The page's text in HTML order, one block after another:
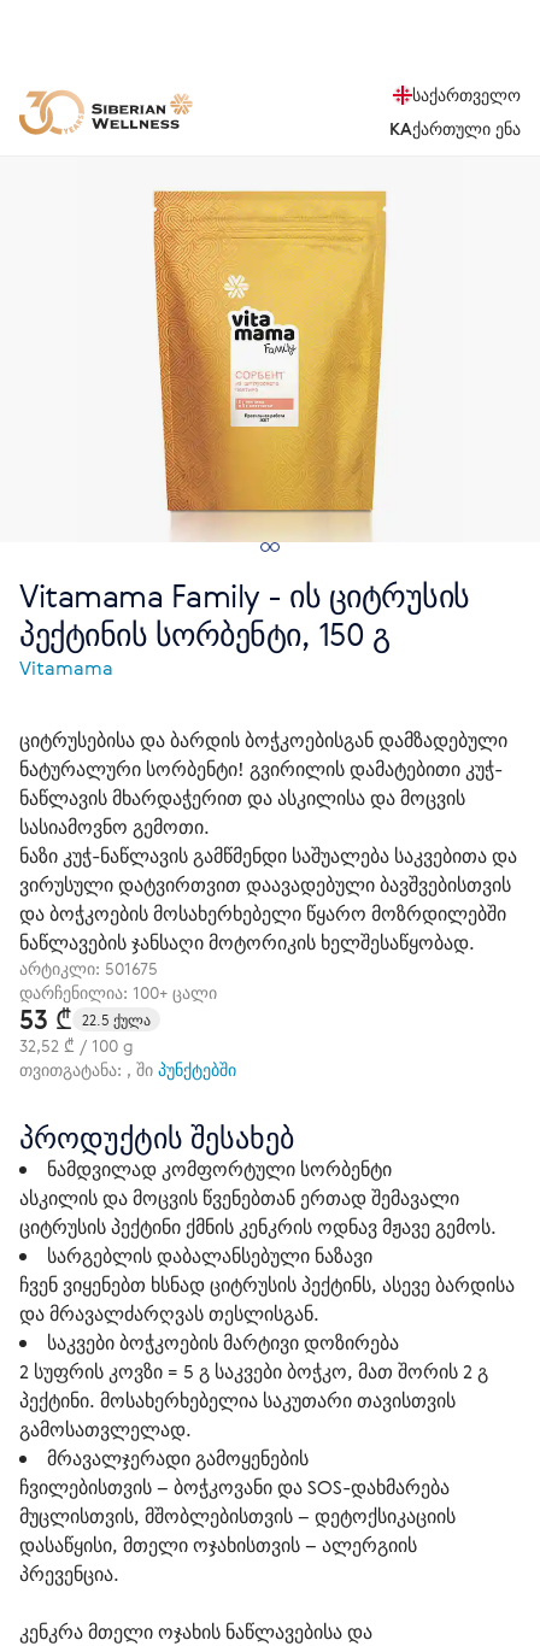
საქართველო
KAქართული ენა
Vitamama Family - ის ციტრუსის
პექტინის სორბენტი, 150 გ
Vitamama
ციტრუსებისა და ბარდის ბოჭკოებისგან დამზადებული
ნატურალური სორბენტი! გვირილის დამატებითი კუჭ-
ნაწლავის მხარდაჭერით და ასკილისა და მოცვის
სასიამოვნო გემოთი.
ნაზი კუჭ-ნაწლავის გამწმენდი საშუალება საკვებითა და
ვირუსული დატვირთვით დაავადებული ბავშვებისთვის
და ბოჭკოების მოსახერხებელი წყარო მოზრდილებში
ნაწლავების ჯანსაღი მოტორიკის ხელშესაწყობად.
არტიკლი: 501675
დარჩენილია: 100+ ცალი
53 ₾ 22.5 ქულა
32,52 ₾ / 100 g
თვითგატანა: , ში პუნქტებში
პროდუქტის შესახებ
ნამდვილად კომფორტული სორბენტი
ასკილის და მოცვის წვენებთან ერთად შემავალი
ციტრუსის პექტინი ქმნის კენკრის ოდნავ მჟავე გემოს.
სარგებლის დაბალანსებული ნაზავი
ჩვენ ვიყენებთ ხსნად ციტრუსის პექტინს, ასევე ბარდისა
და მრავალძარღვას თესლისგან.
საკვები ბოჭკოების მარტივი დოზირება
2 სუფრის კოვზი = 5 გ საკვები ბოჭკო, მათ შორის 2 გ
პექტინი. მოსახერხებელია საკუთარი თავისთვის
გამოსათვლელად.
მრავალჯერადი გამოყენების
ჩვილებისთვის – ბოჭკოვანი და SOS-დახმარება
მუცლისთვის, მშობლებისთვის – დეტოქსიკაციის
დასაწყისი, მთელი ოჯახისთვის – ალერგიის
პრევენცია.
კენკრა მთელი ოჯახის ნაწლავებისა და